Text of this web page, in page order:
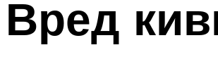
Вред